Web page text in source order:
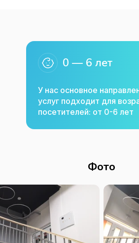
0 — 6 лет
У нас основное
услуг подходит для
посетителей: от 0-6 лет
Фото